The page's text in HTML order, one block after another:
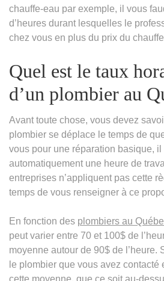
chauffe-eau par exemple, il vous
d’heures durant lesquelles le
chez vous en plus du prix du
Quel est le taux
d’un plombier au
Avant toute chose, vous devez
plombier se déplace le temps de
vous pour une réparation basique, il
automatiquement une heure de
entreprises n’appliquent pas cette
temps de vous renseigner à ce
En fonction des plombiers au
peut varier entre 70 et 100$ de
moyenne autour de 90$ de l’heure.
le plombier que vous avez contacté
cette moyenne, que ce soit au-